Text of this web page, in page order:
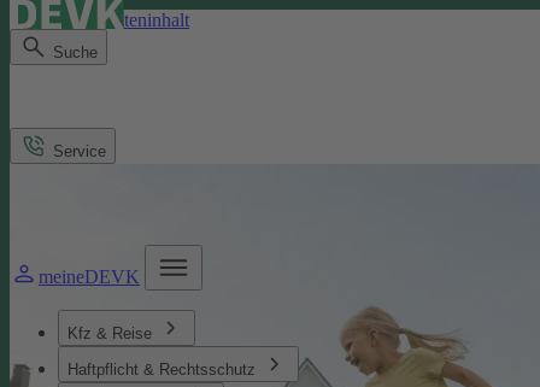
Direkt zum Seiteninhalt
Suche
meineDEVK
Kfz & Reise
Haftpflicht & Rechtsschutz
Service